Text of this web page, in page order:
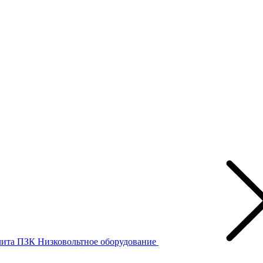
ПЗК Низковольтное оборудование